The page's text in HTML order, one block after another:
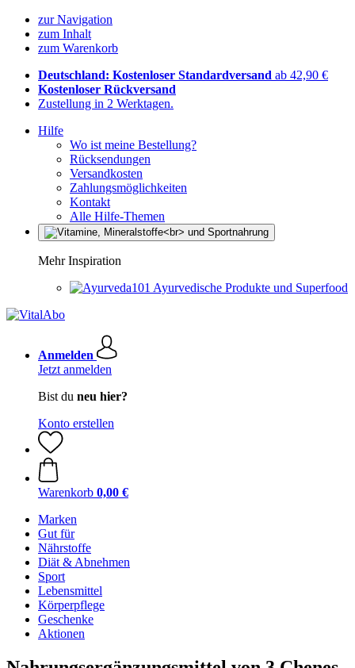
zur Navigation
zum Inhalt
zum Warenkorb
Deutschland: Kostenloser Standardversand ab 42,90 €
Kostenloser Rückversand
Zustellung in 2 Werktagen.
Hilfe
Wo ist meine Bestellung?
Rücksendungen
Versandkosten
Zahlungsmöglichkeiten
Kontakt
Alle Hilfe-Themen
Mehr Inspiration
Ayurvedische Produkte und Superfood
Anmelden
Jetzt anmelden
Bist du neu hier?
Konto erstellen
Warenkorb 0,00 €
Marken
Gut für
Nährstoffe
Diät & Abnehmen
Sport
Lebensmittel
Körperpflege
Geschenke
Aktionen